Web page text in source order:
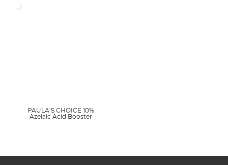
PAULA’S CHOICE 10%
Azelaic Acid Booster